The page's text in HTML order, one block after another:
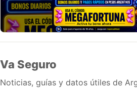
Va Seguro
Noticias, guías y datos útiles de